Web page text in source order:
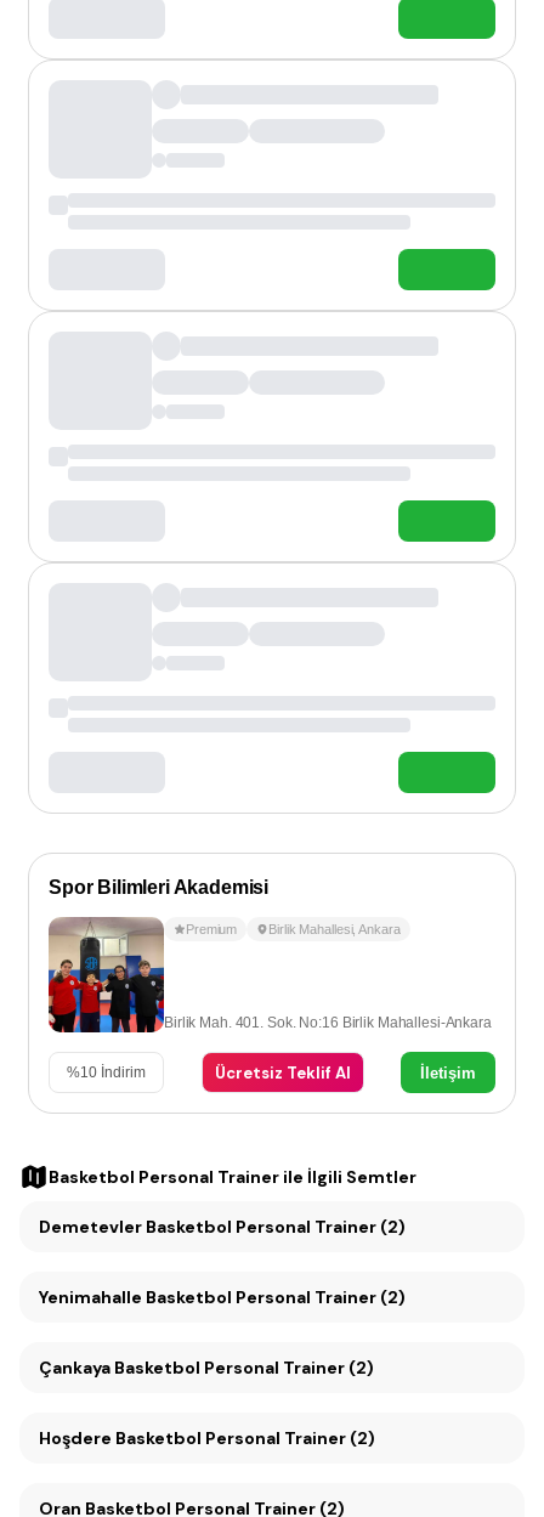
Spor Bilimleri Akademisi
Premium Birlik Mahallesi,Ankara
Birlik Mah. 401. Sok. No:16 Birlik Mahallesi-Ankara
%10 İndirim Ücretsiz Teklif Al İletişim
Basketbol Personal Trainer ile İlgili Semtler
Demetevler Basketbol Personal Trainer (2)
Yenimahalle Basketbol Personal Trainer (2)
Çankaya Basketbol Personal Trainer (2)
Hoşdere Basketbol Personal Trainer (2)
Oran Basketbol Personal Trainer (2)